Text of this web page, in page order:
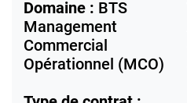
Domaine : BTS
Management
Commercial
Opérationnel (MCO)